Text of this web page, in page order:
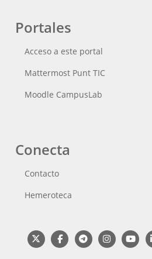
Portales
Acceso a este portal
Mattermost Punt TIC
Moodle CampusLab
Conecta
Contacto
Hemeroteca